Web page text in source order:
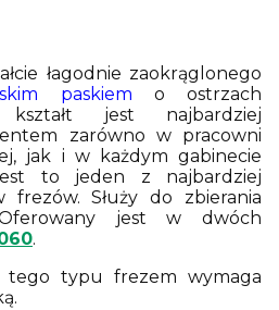
łagodnie zaokrąglonego
paskiem o ostrzach
jest najbardziej
zarówno w pracowni
jak i w każdym gabinecie
to jeden z najbardziej
frezów. Służy do zbierania
jest w dwóch
.
tego typu frezem wymaga